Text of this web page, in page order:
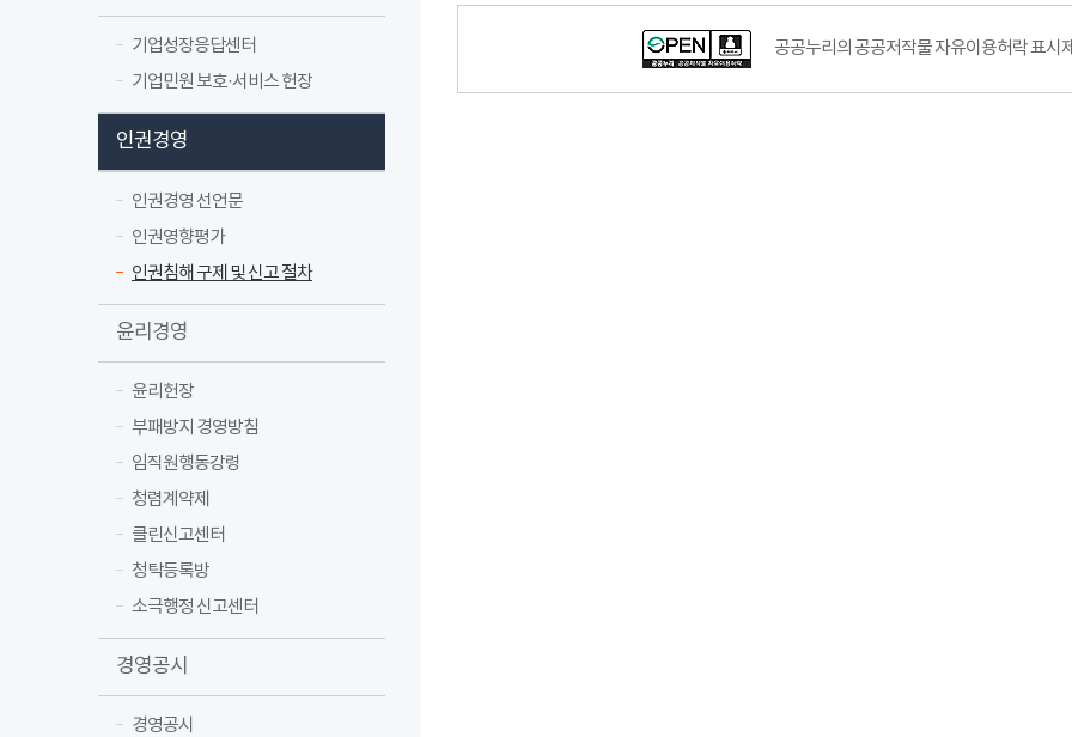
기업성장응답센터
기업민원 보호·서비스 헌장
인권경영
인권경영 선언문
인권영향평가
인권침해 구제 및 신고 절차
윤리경영
윤리헌장
부패방지 경영방침
임직원행동강령
청렴계약제
클린신고센터
청탁등록방
소극행정 신고센터
경영공시
경영공시
공공누리의 공공저작물 자유이용허락 표시